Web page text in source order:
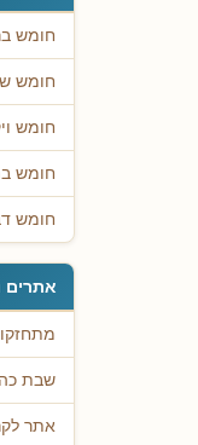
חומש
חומש
חומש
חומש
חומש
אתרים
שבת
אתר